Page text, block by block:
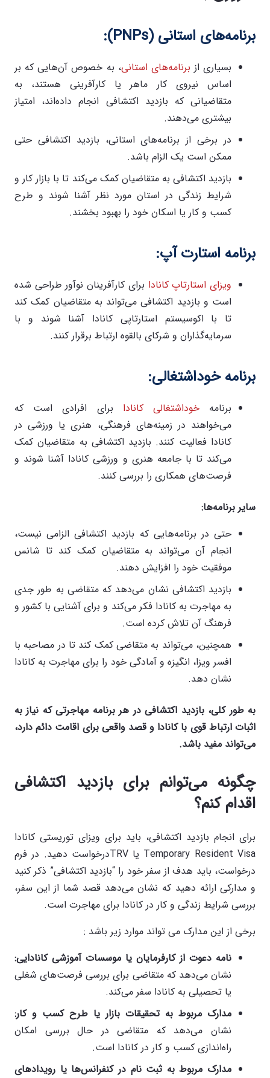
برنامه‌های استانی(PNPs):
بسیاری از برنامه‌های استانی، به خصوص آن‌هایی که بر
اساس نیروی کار ماهر یا کارآفرینی هستند، به
متقاضیانی که بازدید اکتشافی انجام داده‌اند، امتیاز
بیشتری می‌دهند.
در برخی از برنامه‌های استانی، بازدید اکتشافی حتی
ممکن است یک الزام باشد.
بازدید اکتشافی به متقاضیان کمک می‌کند تا با بازار کار و
شرایط زندگی در استان مورد نظر آشنا شوند و طرح
کسب و کار یا اسکان خود را بهبود بخشند.
برنامه استارت آپ:
ویزای استارتاپ کانادا برای کارآفرینان نوآور طراحی شده
است و بازدید اکتشافی می‌تواند به متقاضیان کمک کند
تا با اکوسیستم استارتاپی کانادا آشنا شوند و با
سرمایه‌گذاران و شرکای بالقوه ارتباط برقرار کنند.
برنامه خوداشتغالی:
برنامهخوداشتغالی کانادا برای افرادی است که
می‌خواهند در زمینه‌های فرهنگی، هنری یا ورزشی در
کانادا فعالیت کنند. بازدید اکتشافی به متقاضیان کمک
می‌کند تا با جامعه هنری و ورزشی کانادا آشنا شوند و
فرصت‌های همکاری را بررسی کنند.
سایر برنامه‌ها:
حتی در برنامه‌هایی که بازدید اکتشافی الزامی نیست،
انجام آن می‌تواند به متقاضیان کمک کند تا شانس
موفقیت خود را افزایش دهند.
بازدید اکتشافی نشان می‌دهد که متقاضی به طور جدی
به مهاجرت به کانادا فکر می‌کند و برای آشنایی با کشور و
فرهنگ آن تلاش کرده است.
همچنین، می‌تواند به متقاضی کمک کند تا در مصاحبه با
افسر ویزا، انگیزه و آمادگی خود را برای مهاجرت به کانادا
نشان دهد.
به طور کلی، بازدید اکتشافی در هر برنامه مهاجرتی که نیاز به
اثبات ارتباط قوی با کانادا و قصد واقعی برای اقامت دائم دارد،
می‌تواند مفید باشد.
چگونه می‌توانم برای بازدید اکتشافی
اقدام کنم؟
برای انجام بازدید اکتشافی، باید برای ویزای توریستی کانادا
Temporary Resident Visa یا TRVدرخواست دهید. در فرم
درخواست، باید هدف از سفر خود را “بازدید اکتشافی” ذکر کنید
و مدارکی ارائه دهید که نشان می‌دهد قصد شما از این سفر،
بررسی شرایط زندگی و کار در کانادا برای مهاجرت است.
برخی از این مدارک می تواند موارد زیر باشد :
نامه دعوت از کارفرمایان یا موسسات آموزشی کانادایی:
نشان می‌دهد که متقاضی برای بررسی فرصت‌های شغلی
یا تحصیلی به کانادا سفر می‌کند.
مدارک مربوط به تحقیقات بازار یا طرح کسب و کار:
نشان می‌دهد که متقاضی در حال بررسی امکان
راه‌اندازی کسب و کار در کانادا است.
مدارک مربوط به ثبت نام در کنفرانس‌ها یا رویدادهای